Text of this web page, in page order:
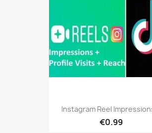
Instagram Reel
€0.99